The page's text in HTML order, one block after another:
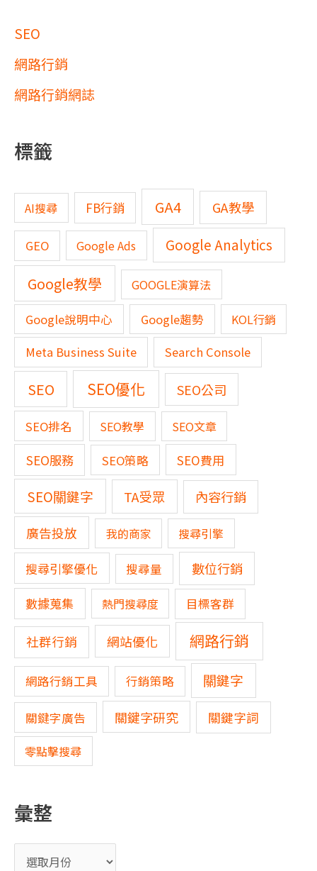
SEO
網路行銷
網路行銷網誌
標籤
AI搜尋 FB行銷 GA4 GA教學
GEO Google Ads Google Analytics
Google教學 GOOGLE演算法
Google說明中心 Google趨勢
KOL行銷
Meta Business Suite
Search Console
SEO SEO優化 SEO公司
SEO排名 SEO教學 SEO文章
SEO服務 SEO策略 SEO費用
SEO關鍵字 TA受眾
內容行銷
廣告投放
我的商家 搜尋引擎
搜尋引擎優化 搜尋量 數位行銷
數據蒐集 熱門搜尋度 目標客群
社群行銷 網站優化 網路行銷
網路行銷工具 行銷策略 關鍵字
關鍵字廣告 關鍵字研究 關鍵字詞
零點擊搜尋
彙整